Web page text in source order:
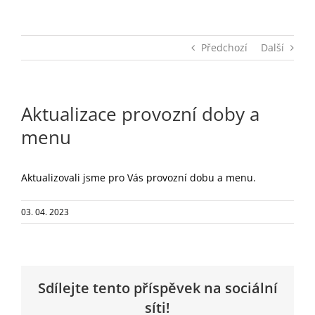
Předchozí Další
Aktualizace provozní doby a
menu
Aktualizovali jsme pro Vás provozní dobu a menu.
03. 04. 2023
Sdílejte tento příspěvek na sociální
síti!